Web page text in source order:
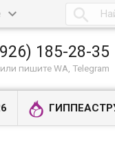

185-28-35
пишите WA, Telegram